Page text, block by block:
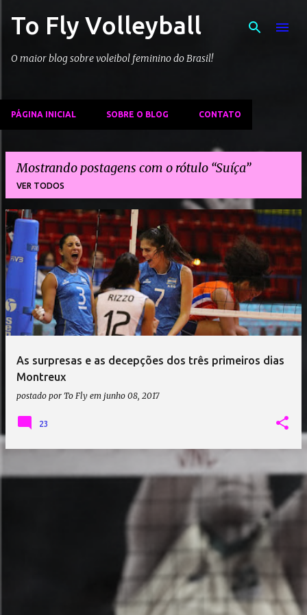
Pular para o conteúdo principal
To Fly Volleyball
O maior blog sobre voleibol feminino do Brasil!
PÁGINA INICIAL SOBRE O BLOG CONTATO
Mostrando postagens com o rótulo Suíça
VER TODOS
P
o
s
a
g
As surpresas e as decepções dos três primeiros dias
Montreux
postado por To Fly em junho 08, 2017
23